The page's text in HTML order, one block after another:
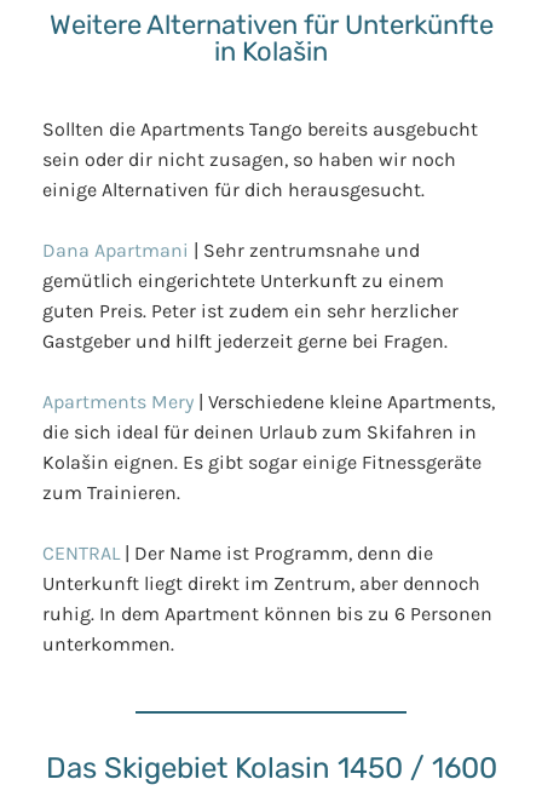
Weitere Alternativen für Unterkünfte
in Kolašin
Sollten die Apartments Tango bereits ausgebucht
sein oder dir nicht zusagen, so haben wir noch
einige Alternativen für dich herausgesucht.
Dana Apartmani
| Sehr zentrumsnahe und
gemütlich eingerichtete Unterkunft zu einem
guten Preis. Peter ist zudem ein sehr herzlicher
Gastgeber und hilft jederzeit gerne bei Fragen.
Apartments Mery | Verschiedene kleine Apartments,
die sich ideal für deinen Urlaub zum Skifahren in
Kolašin eignen. Es gibt sogar einige Fitnessgeräte
zum Trainieren.
CENTRAL| Der Name ist Programm, denn die
Unterkunft liegt direkt im Zentrum, aber dennoch
ruhig. In dem Apartment können bis zu 6 Personen
unterkommen.
Das Skigebiet Kolasin 1450 / 1600